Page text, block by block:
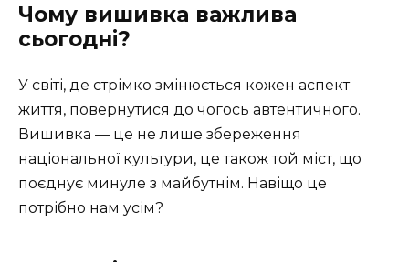
Чому вишивка важлива
сьогодні?
У світі, де стрімко змінюється кожен аспект
життя, повернутися до чогось автентичного.
Вишивка — це не лише збереження
національної культури, це також той міст, що
поєднує минуле з майбутнім. Навіщо це
потрібно нам усім?